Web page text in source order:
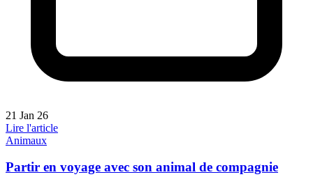
21 Jan 26
Lire l'article
Animaux
Partir en voyage avec son animal de compagnie